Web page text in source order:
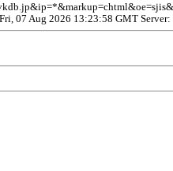
07 Aug 2026 13:23:58 GMT